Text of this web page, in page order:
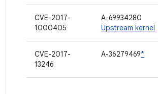
CVE-2017-
1000405
A-69934280
Upstream kernel
CVE-2017-
13246
A-36279469*